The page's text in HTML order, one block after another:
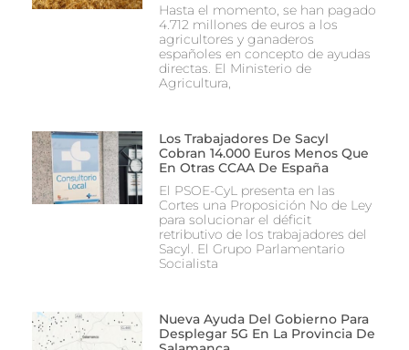
Hasta el momento, se han pagado
4.712 millones de euros a los
agricultores y ganaderos
españoles en concepto de ayudas
directas. El Ministerio de
Agricultura,
Los Trabajadores De Sacyl
Cobran 14.000 Euros Menos Que
En Otras CCAA De España
El PSOE-CyL presenta en las
Cortes una Proposición No de Ley
para solucionar el déficit
retributivo de los trabajadores del
Sacyl. El Grupo Parlamentario
Socialista
Nueva Ayuda Del Gobierno Para
Desplegar 5G En La Provincia De